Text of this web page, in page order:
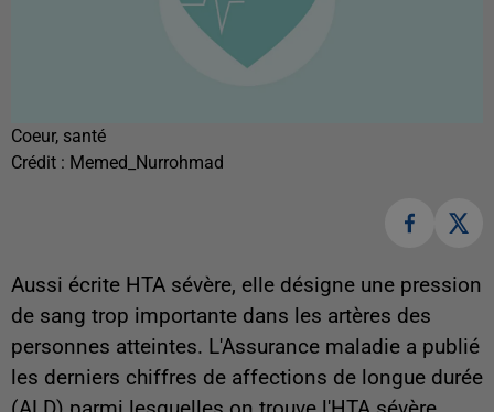
Coeur, santé
Crédit : Memed_Nurrohmad
Aussi écrite HTA sévère, elle désigne une pression
de sang trop importante dans les artères des
personnes atteintes. L'Assurance maladie a publié
les derniers chiffres de affections de longue durée